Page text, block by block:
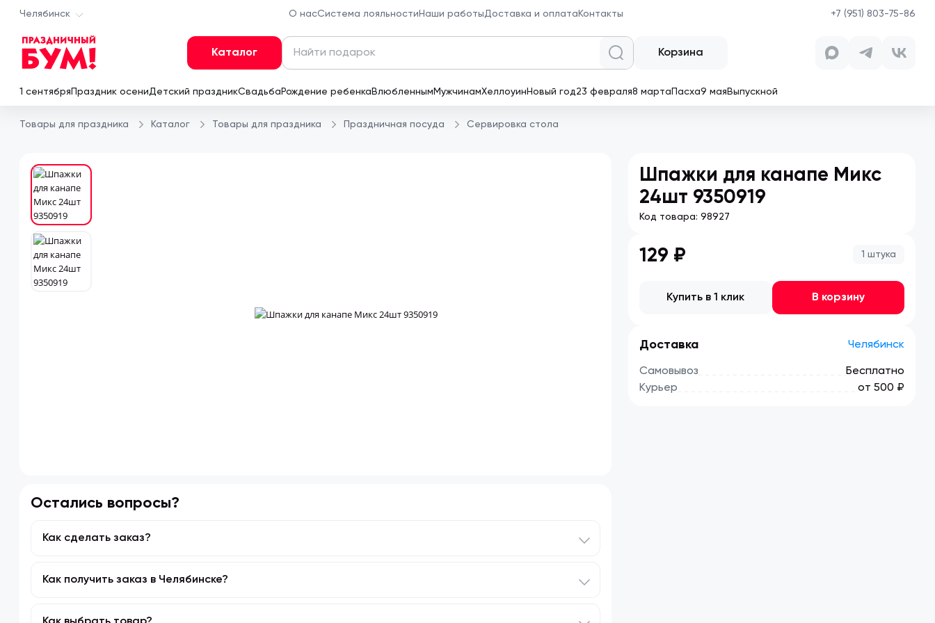
Челябинск О насСистема лояльности Наши работыДоставка и оплата Контакты +7 (951) 803-75-86
Каталог Поиск товаров Корзина
1 сентября Праздник осениДетский праздникСвадьба Рождение ребенка Влюбленным МужчинамХеллоуин Новый год23 февраля8 марта Пасха9 мая Выпускной
Товары для праздника Каталог Товары для праздника Праздничная посуда Сервировка стола
Шпажки для канапе Микс
24шт 9350919
Код товара: 98927
129 ₽ 1 штука
Купить в 1 клик В корзину
Доставка Челябинск
Самовывоз
Бесплатно
Курьер
от 500 ₽
Остались вопросы?
Как сделать заказ?
Как получить заказ в Челябинске?